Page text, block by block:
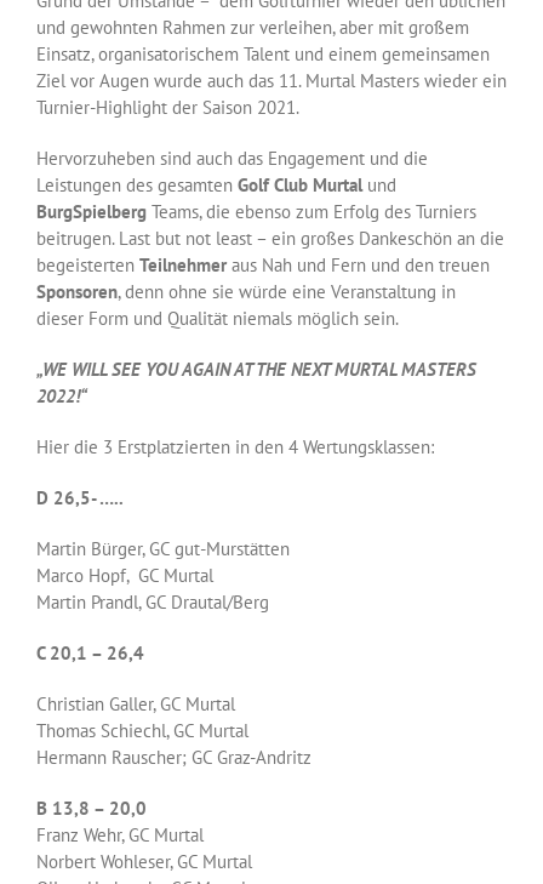
und gewohnten Rahmen zur verleihen, aber mit großem
Einsatz, organisatorischem Talent und einem gemeinsamen
Ziel vor Augen wurde auch das 11. Murtal Masters wieder ein
Turnier-Highlight der Saison 2021.
Hervorzuheben sind auch das Engagement und die
Leistungen des gesamten Golf Club Murtal und
BurgSpielberg Teams, die ebenso zum Erfolg des Turniers
beitrugen. Last but not least – ein großes Dankeschön an die
begeisterten Teilnehmer aus Nah und Fern und den treuen
Sponsoren, denn ohne sie würde eine Veranstaltung in
dieser Form und Qualität niemals möglich sein.
„WE WILL SEE YOU AGAIN AT THE NEXT MURTAL MASTERS
2022!“
Hier die 3 Erstplatzierten in den 4 Wertungsklassen:
D 26,5- …..
Martin Bürger, GC gut-Murstätten
Marco Hopf, GC Murtal
Martin Prandl, GC Drautal/Berg
C 20,1 – 26,4
Christian Galler, GC Murtal
Thomas Schiechl, GC Murtal
Hermann Rauscher; GC Graz-Andritz
B 13,8 – 20,0
Franz Wehr, GC Murtal
Norbert Wohleser, GC Murtal